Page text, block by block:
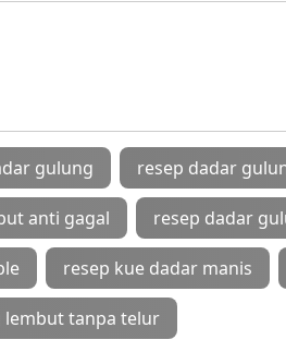
gulung resep dadar
anti gagal resep dadar
resep kue dadar manis
tanpa telur